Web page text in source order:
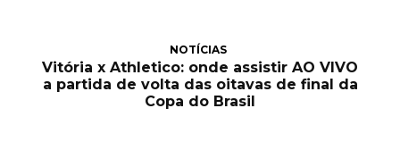
NOTÍCIAS
Vitória x Athletico: onde assistir AO VIVO
a partida de volta das oitavas de final da
Copa do Brasil